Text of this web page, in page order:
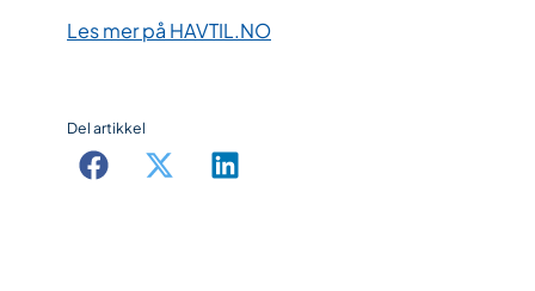
Les mer på HAVTIL.NO
Del artikkel